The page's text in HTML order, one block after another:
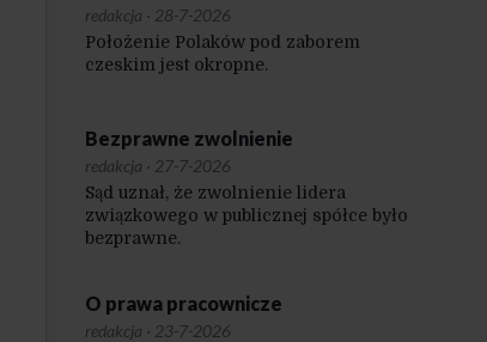
redakcja · 28-7-2026
Położenie Polaków pod zaborem
czeskim jest okropne.
Bezprawne zwolnienie
redakcja · 27-7-2026
Sąd uznał, że zwolnienie lidera
związkowego w publicznej spółce było
bezprawne.
O prawa pracownicze
redakcja · 23-7-2026